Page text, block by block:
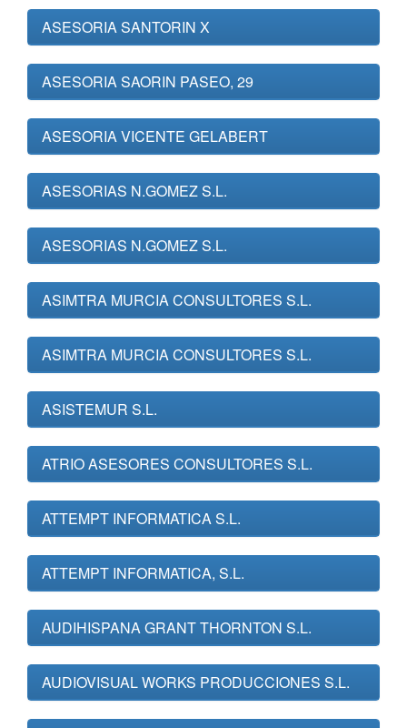
ASESORIA SANTORIN X
ASESORIA SAORIN PASEO, 29
ASESORIA VICENTE GELABERT
ASESORIAS N.GOMEZ S.L.
ASESORIAS N.GOMEZ S.L.
ASIMTRA MURCIA CONSULTORES S.L.
ASIMTRA MURCIA CONSULTORES S.L.
ASISTEMUR S.L.
ATRIO ASESORES CONSULTORES S.L.
ATTEMPT INFORMATICA S.L.
ATTEMPT INFORMATICA, S.L.
AUDIHISPANA GRANT THORNTON S.L.
AUDIOVISUAL WORKS PRODUCCIONES S.L.